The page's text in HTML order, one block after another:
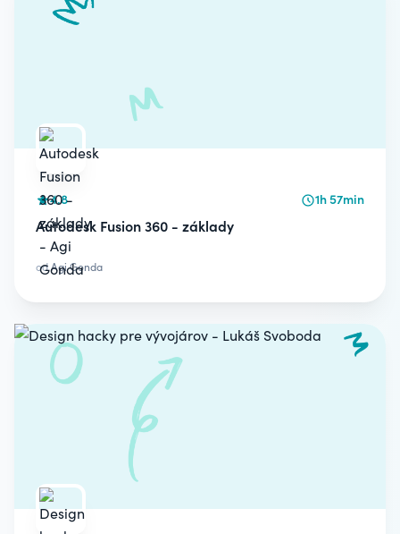
4.8 1h 57min
Autodesk Fusion 360 - základy
odAgi Gonda